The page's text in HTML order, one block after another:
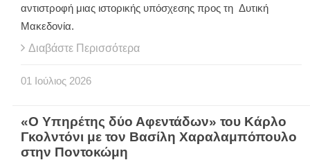
αντιστροφή μιας ιστορικής υπόσχεσης προς τη Δυτική
Μακεδονία.
Διαβάστε Περισσότερα
01 Ιούλιος 2026
«Ο Υπηρέτης δύο Αφεντάδων» του Κάρλο
Γκολντόνι με τον Βασίλη Χαραλαμπόπουλο
στην Ποντοκώμη